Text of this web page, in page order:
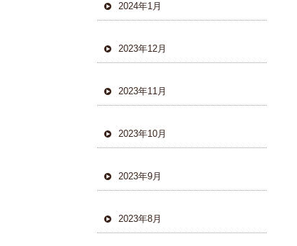
2024年1月
2023年12月
2023年11月
2023年10月
2023年9月
2023年8月